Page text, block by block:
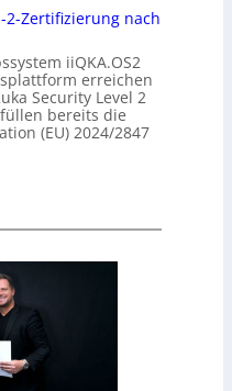
2-Zertifizierung nach
iiQKA.OS2
erreichen
Security Level 2
bereits die
(EU) 2024/2847